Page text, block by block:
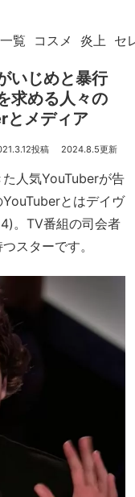
覧 コスメ 炎上 セ
いじめと暴行
求める人々の
とメディア
2024.8.5
人気YouTuberが告
とはデイヴ
。TV番組の司会者
スターです。